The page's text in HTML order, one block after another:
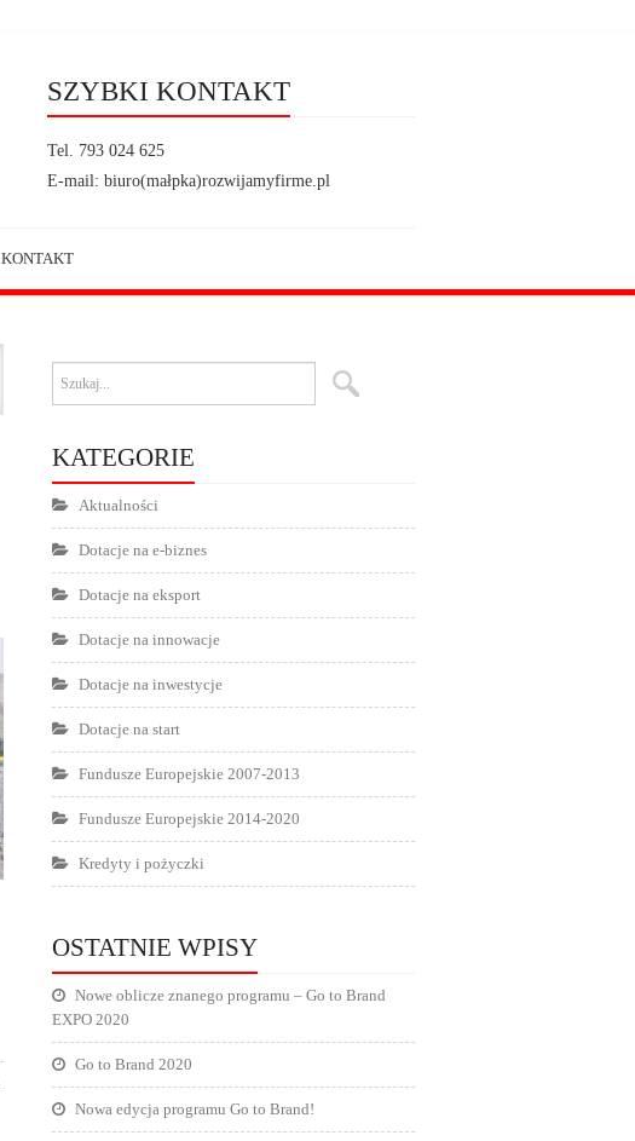
SZYBKI KONTAKT
Tel. 793 024 625
E-mail: biuro(małpka)rozwijamyfirme.pl
KONTAKT
KATEGORIE
Aktualności
Dotacje na e-biznes
Dotacje na eksport
Dotacje na innowacje
Dotacje na inwestycje
Dotacje na start
Fundusze Europejskie 2007-2013
Fundusze Europejskie 2014-2020
Kredyty i pożyczki
OSTATNIE WPISY
Nowe oblicze znanego programu – Go to Brand
EXPO 2020
Go to Brand 2020
Nowa edycja programu Go to Brand!